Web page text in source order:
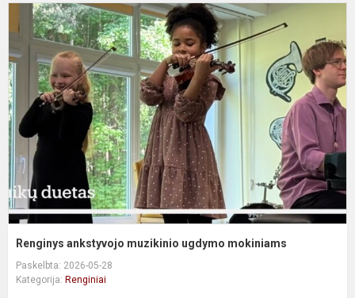
Renginys ankstyvojo muzikinio ugdymo mokiniams
Paskelbta: 2026-05-28
Kategorija: Renginiai